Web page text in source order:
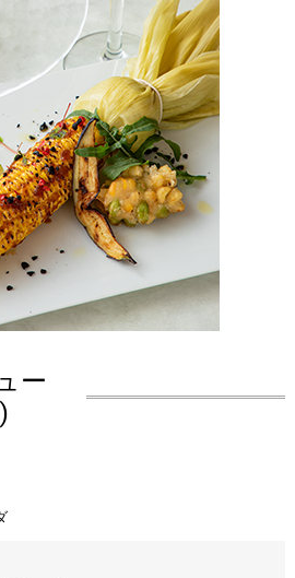
ー